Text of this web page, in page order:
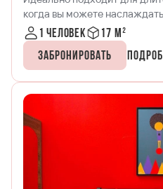
когда вы можете
комнате и играть в PSP с
1 человек
17 м²
Забронировать